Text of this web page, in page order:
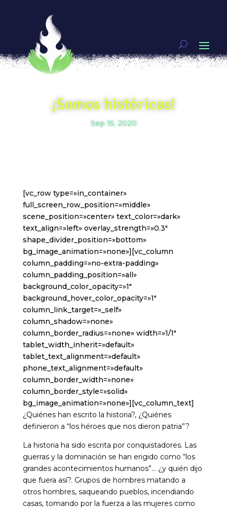
¡Somos históricas!
Sep 15, 2020
[vc_row type=»in_container»
full_screen_row_position=»middle»
scene_position=»center» text_color=»dark»
text_align=»left» overlay_strength=»0.3″
shape_divider_position=»bottom»
bg_image_animation=»none»][vc_column
column_padding=»no-extra-padding»
column_padding_position=»all»
background_color_opacity=»1″
background_hover_color_opacity=»1″
column_link_target=»_self»
column_shadow=»none»
column_border_radius=»none» width=»1/1″
tablet_width_inherit=»default»
tablet_text_alignment=»default»
phone_text_alignment=»default»
column_border_width=»none»
column_border_style=»solid»
bg_image_animation=»none»][vc_column_text]
¿Quiénes han escrito la historia?, ¿Quiénes
definieron a “los héroes que nos dieron patria”?
La historia ha sido escrita por conquistadores. Las
guerras y la dominación se han erigido como “los
grandes acontecimientos humanos”… ¿y quién dijo
que fuera así?. Grupos de hombres matando a
otros hombres, saqueando pueblos, incendiando
casas, tomando por la fuerza a las mujeres como